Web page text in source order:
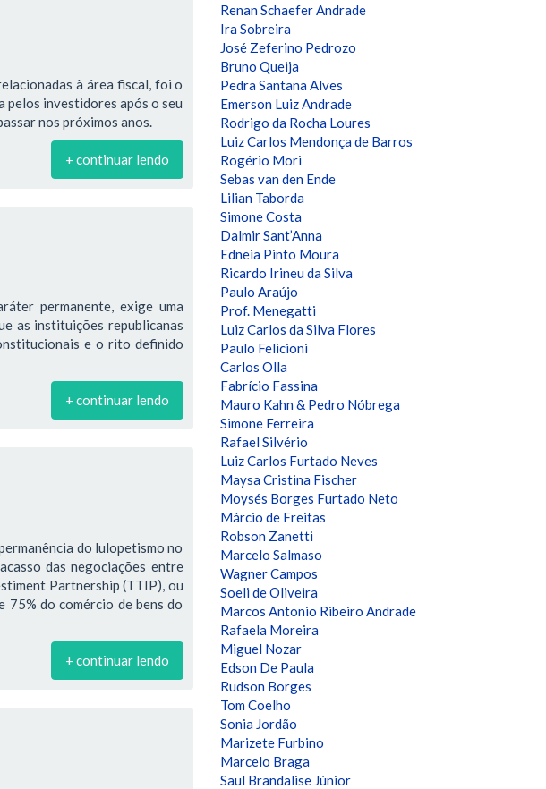
à área fiscal, foi o
pelos investidores após o seu
nos próximos anos.
+ continuar lendo
permanente, exige uma
as instituições republicanas
e o rito definido
+ continuar lendo
do lulopetismo no
das negociações entre
Partnership (TTIP), ou
75% do comércio de bens do
+ continuar lendo
Renan Schaefer Andrade
Ira Sobreira
José Zeferino Pedrozo
Bruno Queija
Pedra Santana Alves
Emerson Luiz Andrade
Rodrigo da Rocha Loures
Luiz Carlos Mendonça de Barros
Rogério Mori
Sebas van den Ende
Lilian Taborda
Simone Costa
Dalmir Sant’Anna
Edneia Pinto Moura
Ricardo Irineu da Silva
Paulo Araújo
Prof. Menegatti
Luiz Carlos da Silva Flores
Paulo Felicioni
Carlos Olla
Fabrício Fassina
Mauro Kahn & Pedro Nóbrega
Simone Ferreira
Rafael Silvério
Luiz Carlos Furtado Neves
Maysa Cristina Fischer
Moysés Borges Furtado Neto
Márcio de Freitas
Robson Zanetti
Marcelo Salmaso
Wagner Campos
Soeli de Oliveira
Marcos Antonio Ribeiro Andrade
Rafaela Moreira
Miguel Nozar
Edson De Paula
Rudson Borges
Tom Coelho
Sonia Jordão
Marizete Furbino
Marcelo Braga
Saul Brandalise Júnior